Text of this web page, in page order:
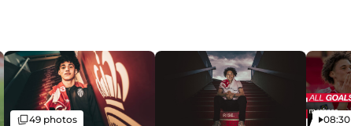
Galerie
49 photos Vidéo
08:30